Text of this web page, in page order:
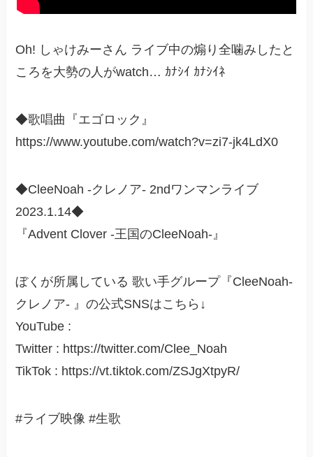
Oh! しゃけみーさん ライブ中の煽り全噛みしたと
ころを大勢の人がwatch… ｶﾅｼｲ ｶﾅｼｲﾈ
◆歌唱曲『エゴロック』
https://www.youtube.com/watch?v=zi7-jk4LdX0
◆CleeNoah -クレノア- 2ndワンマンライブ
2023.1.14◆
『Advent Clover -王国のCleeNoah-』
ぼくが所属している 歌い手グループ『CleeNoah-
クレノア- 』の公式SNSはこちら↓
YouTube :
Twitter : https://twitter.com/Clee_Noah
TikTok : https://vt.tiktok.com/ZSJgXtpyR/
#ライブ映像 #生歌